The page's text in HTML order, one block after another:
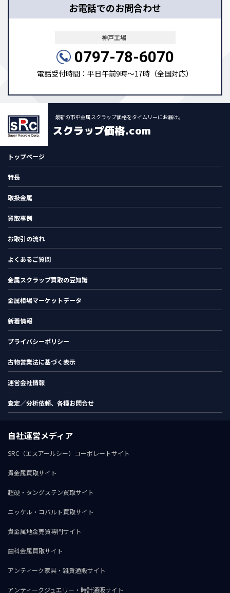
お電話でのお問合わせ
神戸工場
0797-78-6070
電話受付時間：平日午前9時～17時（全国対応）
最新の市中金属スクラップ価格をタイムリーにお届け。
スクラップ価格.com
トップページ
特長
取扱金属
買取事例
お取引の流れ
よくあるご質問
金属スクラップ買取の豆知識
金属相場マーケットデータ
新着情報
プライバシーポリシー
古物営業法に基づく表示
運営会社情報
査定／分析依頼、各種お問合せ
自社運営メディア
SRC（エスアールシー）コーポレートサイト
貴金属買取サイト
超硬・タングステン買取サイト
ニッケル・コバルト買取サイト
貴金属地金売買専門サイト
歯科金属買取サイト
アンティーク家具・雑貨通販サイト
アンティークジュエリー・時計通販サイト